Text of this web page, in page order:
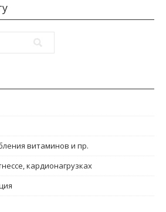
витаминов и пр.
кардионагрузках